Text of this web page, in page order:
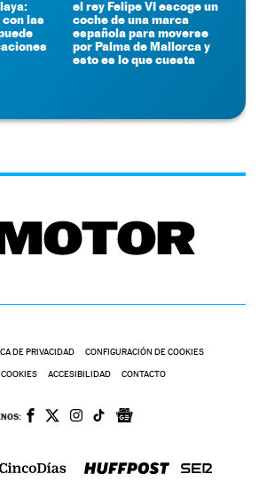
con las
el rey Felipe VI escoge un
coche de una marca
española para moverse
por Palma de Mallorca y
esto es lo que cuesta
DE PRIVACIDAD CONFIGURACIÓN DE COOKIES
ACCESIBILIDAD CONTACTO